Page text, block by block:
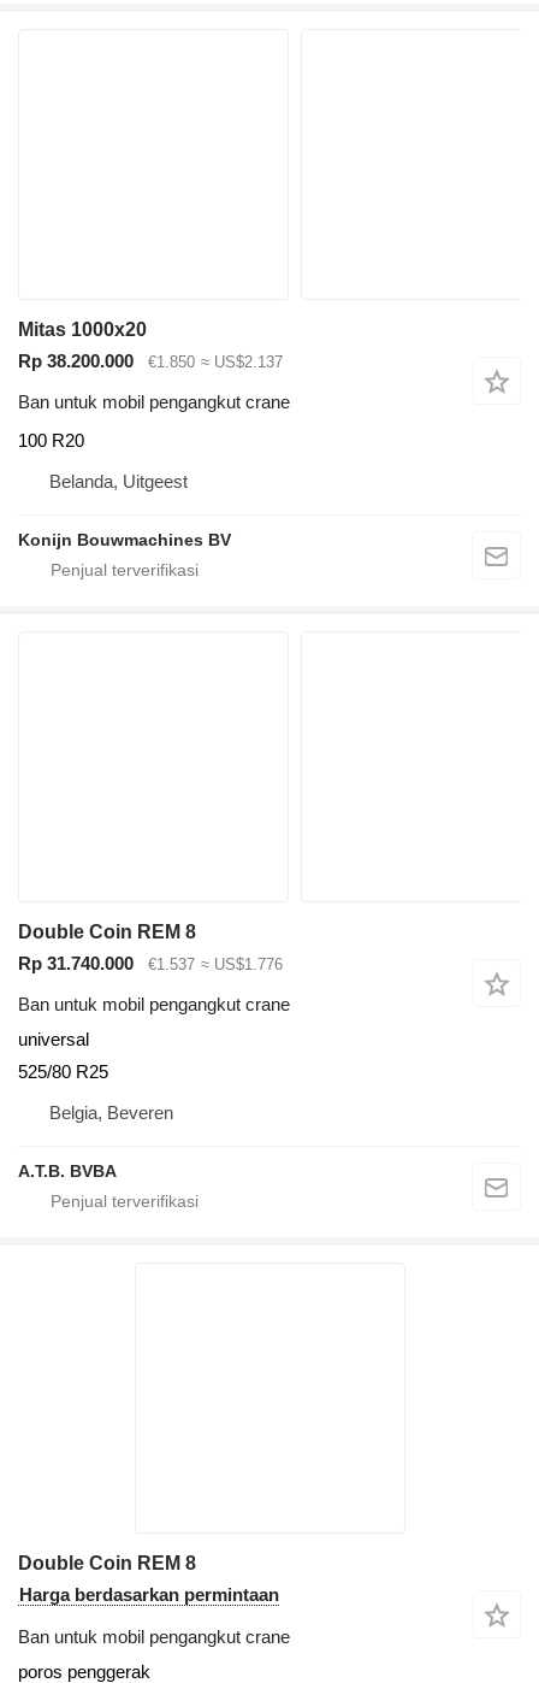
Mitas 1000x20
Rp 38.200.000
€1.850 ≈ US$2.137
Ban untuk mobil pengangkut crane
100 R20
Belanda, Uitgeest
Konijn Bouwmachines BV
Double Coin REM 8
Rp 31.740.000
€1.537 ≈ US$1.776
Ban untuk mobil pengangkut crane
universal
525/80 R25
Belgia, Beveren
A.T.B. BVBA
Double Coin REM 8
Harga berdasarkan permintaan
Ban untuk mobil pengangkut crane
poros penggerak